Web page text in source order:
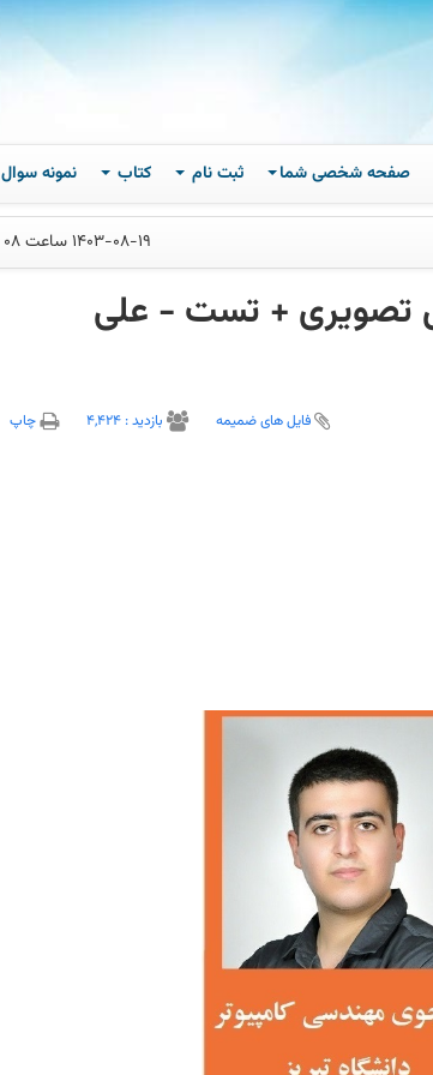
صفحه شخصی شما ثبت نام کتاب نمونه سوال
1403-08-19 ساعت 08
تصویری + تست - علی
فایل های ضمیمه بازديد : 4,424 چاپ